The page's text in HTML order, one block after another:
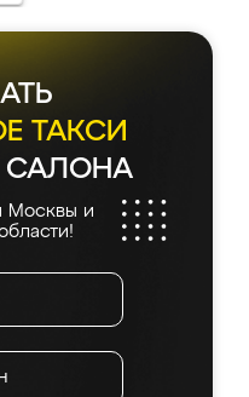
ТАКСИ
САЛОНА
Москвы и